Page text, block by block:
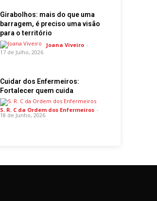
Girabolhos: mais do que uma
barragem, é preciso uma visão
para o território
Joana Viveiro -
17 de Julho, 2026
Cuidar dos Enfermeiros:
Fortalecer quem cuida
S. R. C da Ordem dos Enfermeiros -
18 de Junho, 2026